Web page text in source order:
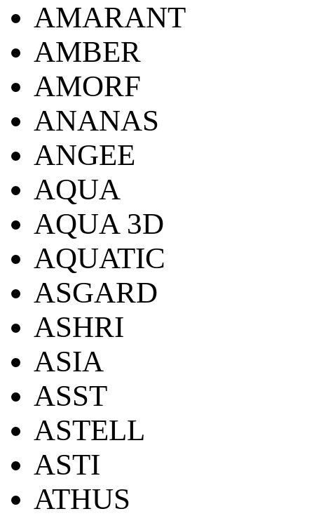
AMARANT
AMBER
AMORF
ANANAS
ANGEE
AQUA
AQUA 3D
AQUATIC
ASGARD
ASHRI
ASIA
ASST
ASTELL
ASTI
ATHUS